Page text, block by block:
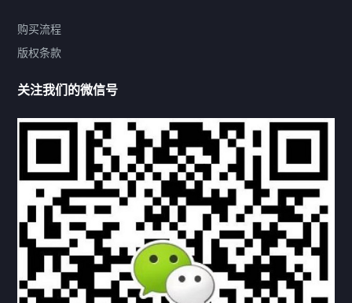
热门标签
机构链接
联系方式 关于我们
下载与支持
资料下载 视频中心
常见问题
购买流程 版权条款
购买流程
版权条款
关注我们的微信号